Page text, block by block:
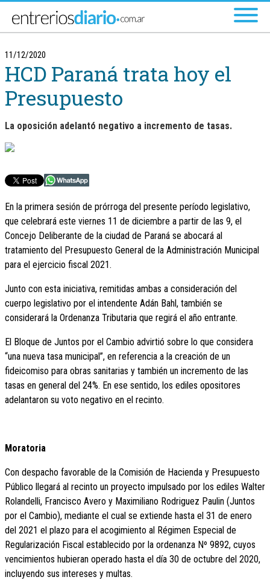
11/12/2020
HCD Paraná trata hoy el
Presupuesto
La oposición adelantó negativo a incremento de tasas.
En la primera sesión de prórroga del presente período legislativo,
que celebrará este viernes 11 de diciembre a partir de las 9, el
Concejo Deliberante de la ciudad de Paraná se abocará al
tratamiento del Presupuesto General de la Administración Municipal
para el ejercicio fiscal 2021.
Junto con esta iniciativa, remitidas ambas a consideración del
cuerpo legislativo por el intendente Adán Bahl, también se
considerará la Ordenanza Tributaria que regirá el año entrante.
El Bloque de Juntos por el Cambio advirtió sobre lo que considera
“una nueva tasa municipal”, en referencia a la creación de un
fideicomiso para obras sanitarias y también un incremento de las
tasas en general del 24%. En ese sentido, los ediles opositores
adelantaron su voto negativo en el recinto.
Moratoria
Con despacho favorable de la Comisión de Hacienda y Presupuesto
Público llegará al recinto un proyecto impulsado por los ediles Walter
Rolandelli, Francisco Avero y Maximiliano Rodriguez Paulin (Juntos
por el Cambio), mediante el cual se extiende hasta el 31 de enero
del 2021 el plazo para el acogimiento al Régimen Especial de
Regularización Fiscal establecido por la ordenanza Nº 9892, cuyos
vencimientos hubieran operado hasta el día 30 de octubre del 2020,
incluyendo sus intereses y multas.